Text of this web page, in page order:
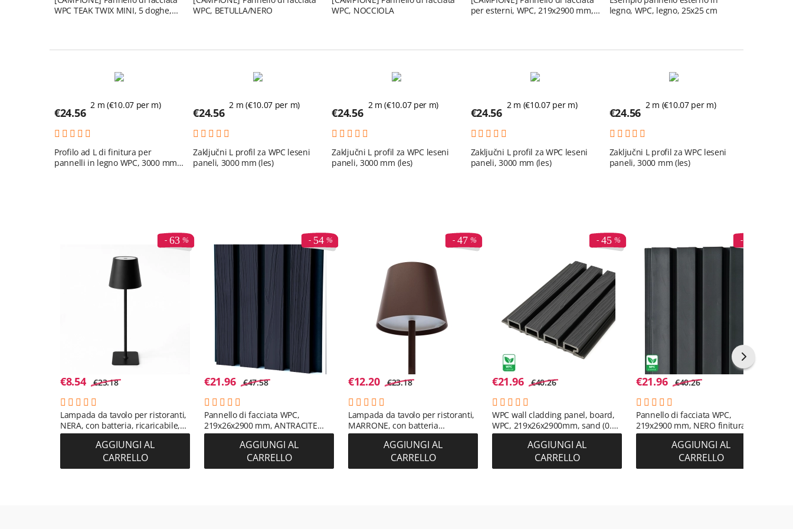
WPC TEAK TWIX MINI, 5 doghe,
WPC, BETULLA/NERO
WPC, NOCCIOLA
per esterni, WPC, 219x2900 mm,
legno, WPC, legno, 25x25 cm
€24.56
2 m (€10.07per m)
Profilo ad L di finitura per
pannelli in legno WPC, 3000 mm
€24.56
2 m (€10.07 per m)
Zaključni L profil za WPC leseni
paneli, 3000 mm (les)
€24.56
2 m (€10.07per m)
Zaključni L profil za WPC leseni
paneli, 3000 mm (les)
€24.56
2 m (€10.07per m)
Zaključni L profil za WPC leseni
paneli, 3000 mm (les)
€24.56
2 m (€10.07per m)
Zaključni L profil za WPC leseni
paneli, 3000 mm (les)
63
€8.54 €23.18
Lampada da tavolo per ristoranti,
NERA, con batteria, ricaricabile,
3600 mAh
AGGIUNGI AL
CARRELLO
54
€21.96 €47.58
Pannello di facciata WPC,
219x26x2900 mm, ANTRACITE
(RAL 7016) (0,63 m²)
AGGIUNGI AL
CARRELLO
47
€12.20 €23.18
Lampada da tavolo per ristoranti,
MARRONE, con batteria
ricaricabile, 3600 mAh
AGGIUNGI AL
CARRELLO
45
€21.96 €40.26
WPC wall cladding panel, board,
WPC, 219x26x2900mm, sand (0.63
m2)
AGGIUNGI AL
CARRELLO
€21.96 €40.26
Pannello di facciata WPC,
219x2900 mm, NERO finitura
liscia (0,63 m²)
AGGIUNGI AL
CARRELLO